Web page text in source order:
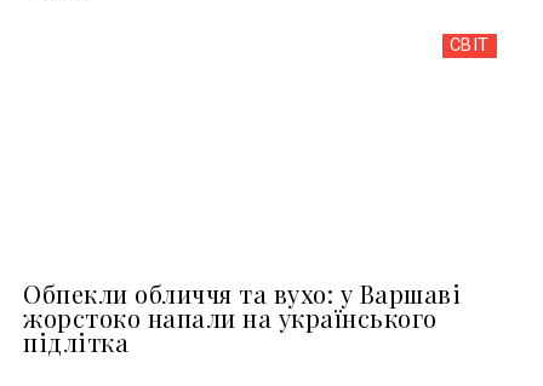
СВІТ
Обпекли обличчя та вухо: у Варшаві
жорстоко напали на українського
підлітка